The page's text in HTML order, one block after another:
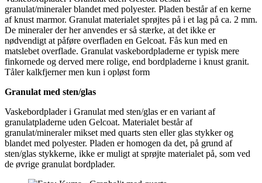
granulat/mineraler blandet med polyester. Pladen består af en kerne
af knust marmor. Granulat materialet sprøjtes på i et lag på ca. 2 mm.
De mineraler der her anvendes er så stærke, at det ikke er
nødvendigt at påføre overfladen en Gelcoat. Fås kun med en
matslebet overflade. Granulat vaskebordpladerne er typisk mere
finkornede og derved mere rolige, end bordpladerne i knust granit.
Tåler kalkfjerner men kun i opløst form
Granulat med sten/glas
Vaskebordplader i Granulat med sten/glas er en variant af
granulatpladerne uden Gelcoat. Materialet består af
granulat/mineraler mikset med quarts sten eller glas stykker og
blandet med polyester. Pladen er homogen da det, på grund af
sten/glas stykkerne, ikke er muligt at sprøjte materialet på, som ved
de øvrige granulat bordplader.